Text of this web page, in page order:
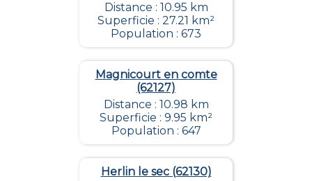
Distance : 10.95 km
Superficie : 27.21 km²
Population : 673
Magnicourt en comte
(62127)
Distance : 10.98 km
Superficie : 9.95 km²
Population : 647
Herlin le sec (62130)